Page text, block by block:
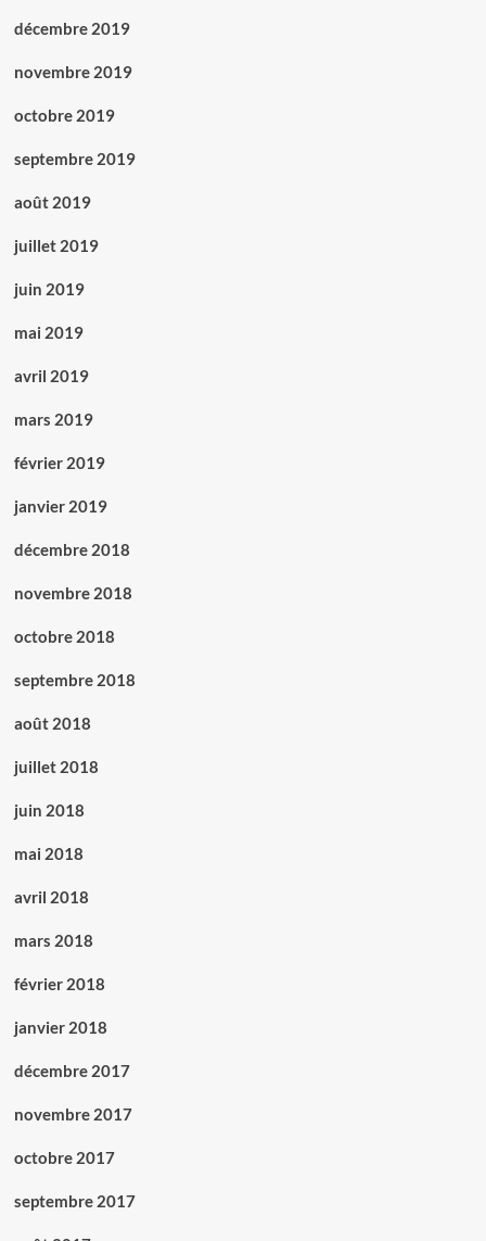
décembre 2019
novembre 2019
octobre 2019
septembre 2019
août 2019
juillet 2019
juin 2019
mai 2019
avril 2019
mars 2019
février 2019
janvier 2019
décembre 2018
novembre 2018
octobre 2018
septembre 2018
août 2018
juillet 2018
juin 2018
mai 2018
avril 2018
mars 2018
février 2018
janvier 2018
décembre 2017
novembre 2017
octobre 2017
septembre 2017